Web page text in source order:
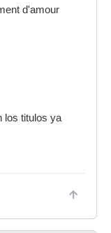
d'amour
los titulos ya